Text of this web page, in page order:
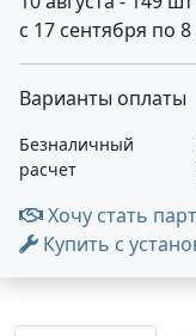
с 17 сентября по
Варианты оплаты
Безналичный
расчет
Хочу стать
Купить с